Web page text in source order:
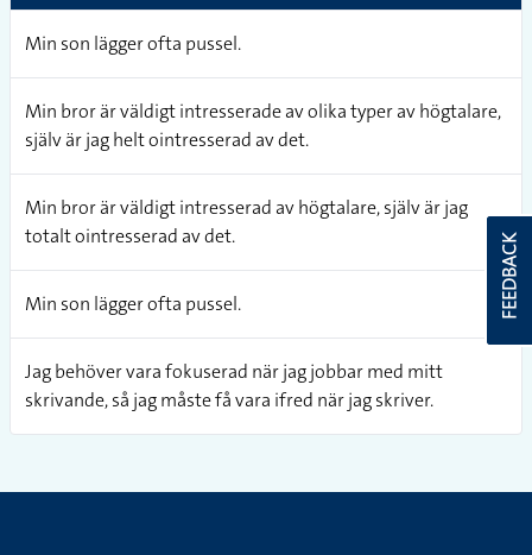
Min son lägger ofta pussel.
Min bror är väldigt intresserade av olika typer av högtalare,
själv är jag helt ointresserad av det.
Min bror är väldigt intresserad av högtalare, själv är jag
totalt ointresserad av det.
Min son lägger ofta pussel.
Jag behöver vara fokuserad när jag jobbar med mitt
skrivande, så jag måste få vara ifred när jag skriver.
FEEDBACK